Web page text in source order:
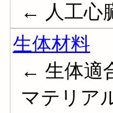
← 人工心
生体材料
← 生体適
マテリア